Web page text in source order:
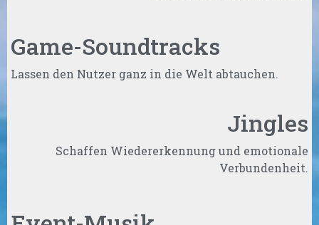
Game-Soundtracks
Lassen den Nutzer ganz in die Welt abtauchen.
Jingles
Schaffen Wiedererkennung und emotionale
Verbundenheit.